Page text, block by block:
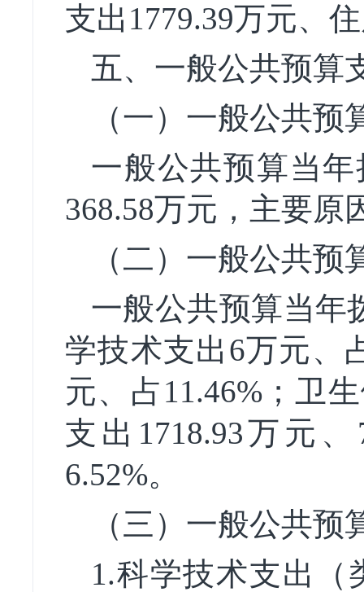
支出1779.39万元、
五、一般公共预算
（一）一般公共
一般公共预算当年
368.58万元，主要原
（二）一般公共
一般公共预算当年
学技术支出6万元、
元、占11.46%；卫
支出1718.93万元
6.52%。
（三）一般公共
1.科学技术支出（